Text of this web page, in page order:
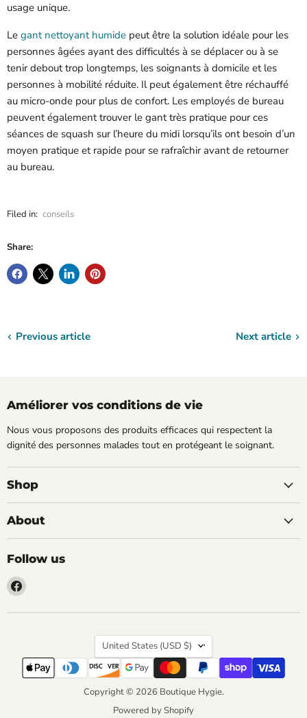
usage unique.
Le gant nettoyant humide peut être la solution idéale pour les
personnes âgées ayant des difficultés à se déplacer ou à se
tenir debout trop longtemps, les soignants à domicile et les
personnes à mobilité réduite. Il peut également être réchauffé
au micro-onde pour plus de confort. Les employés de bureau
peuvent également trouver le gant très pratique pour ces
séances de squash sur l’heure du midi lorsqu’ils ont besoin d’un
moyen pratique et rapide pour se rafraîchir avant de retourner
au bureau.
Filed in: conseils
Share:
Previous article Next article
Améliorer vos conditions de vie
Nous vous proposons des produits efficaces qui respectent la
dignité des personnes malades tout en protégeant le soignant.
Shop
About
Follow us
Find
on
Country
United States (USD $)
Copyright © 2026 Boutique Hygie.
Powered by Shopify